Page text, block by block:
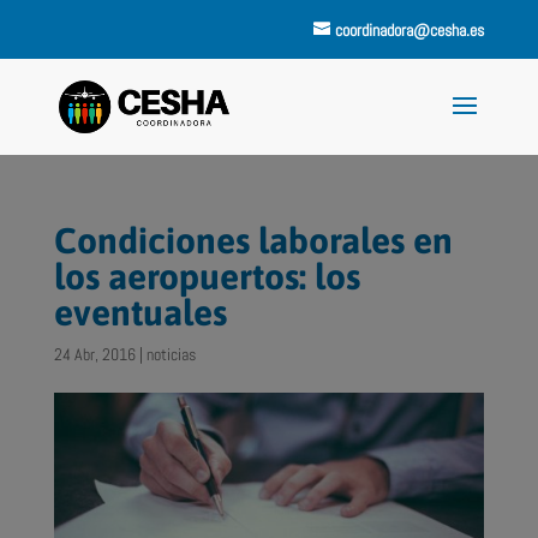
coordinadora@cesha.es
Condiciones laborales en
los aeropuertos: los
eventuales
24 Abr, 2016| noticias